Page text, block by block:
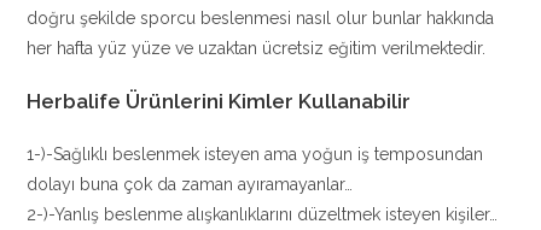
doğru şekilde sporcu beslenmesi nasıl olur bunlar hakkında
her hafta yüz yüze ve uzaktan ücretsiz eğitim verilmektedir.
Herbalife Ürünlerini Kimler Kullanabilir
1-)-Sağlıklı beslenmek isteyen ama yoğun iş temposundan
dolayı buna çok da zaman ayıramayanlar…
2-)-Yanlış beslenme alışkanlıklarını düzeltmek isteyen kişiler…